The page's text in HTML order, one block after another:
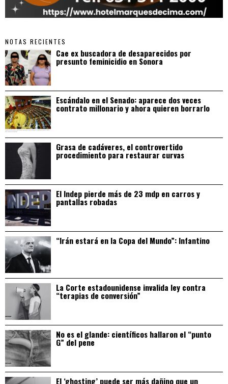
NOTAS RECIENTES
Cae ex buscadora de desaparecidos por
presunto feminicidio en Sonora
Escándalo en el Senado: aparece dos veces
contrato millonario y ahora quieren borrarlo
Grasa de cadáveres, el controvertido
procedimiento para restaurar curvas
El Indep pierde más de 23 mdp en carros y
pantallas robadas
“Irán estará en la Copa del Mundo”: Infantino
La Corte estadounidense invalida ley contra
“terapias de conversión”
No es el glande: científicos hallaron el “punto
G” del pene
El ‘ghosting’ puede ser más dañino que un